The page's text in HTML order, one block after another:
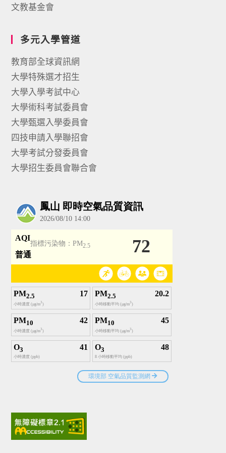
文教基金會
多元入學管道
教育部全球資訊網
大學特殊選才招生
大學入學考試中心
大學術科考試委員會
大學甄選入學委員會
四技申請入學聯招會
大學考試分發委員會
大學招生委員會聯合會